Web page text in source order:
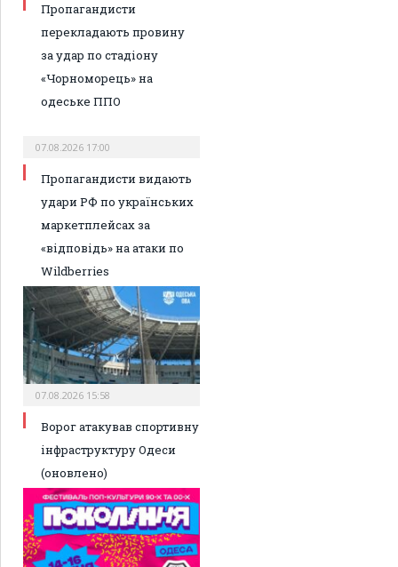
Пропагандисти
перекладають провину
за удар по стадіону
«Чорноморець» на
одеське ППО
07.08.2026 17:00
Пропагандисти видають
удари РФ по українських
маркетплейсах за
«відповідь» на атаки по
Wildberries
07.08.2026 15:58
Ворог атакував спортивну
інфраструктуру Одеси
(оновлено)